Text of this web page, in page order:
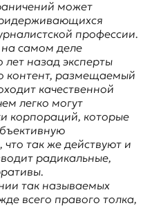
может
профессии.
на самом деле
назад эксперты
контент, размещаемый
качественной
легко могут
корпораций, которые
так же действуют и
радикальные,
так называемых
всего правого толка,